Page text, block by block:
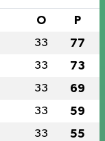
O P
33 77
33 73
33 69
33 59
33 55